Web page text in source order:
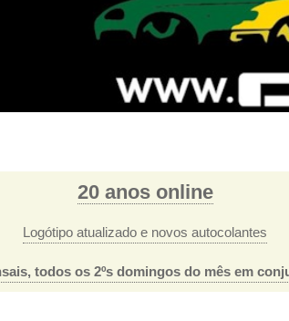
20 anos online
Logótipo atualizado e novos autocolantes
todos os 2ºs domingos do mês em